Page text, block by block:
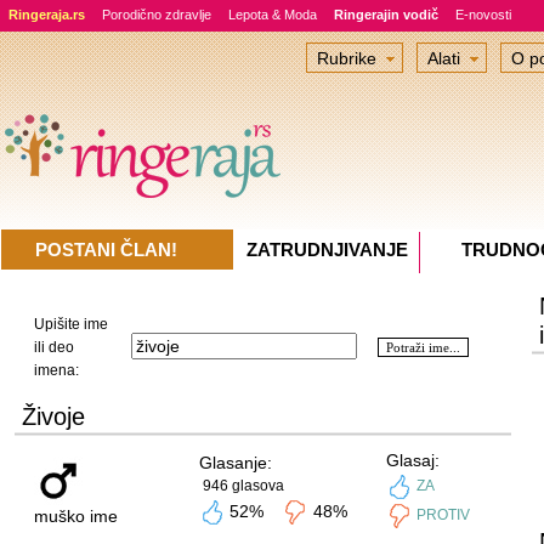
Ringeraja.rs Porodično zdravlje Lepota & Moda Ringerajin vodič E-novosti
Upišite ime
ili deo
imena:
Živoje
muško ime
Glasanje:
946 glasova
52% 48%
Glasaj:
ZA
PROTIV
Rubrike Alati O
POSTANI ČLAN! ZATRUDNJIVANJE